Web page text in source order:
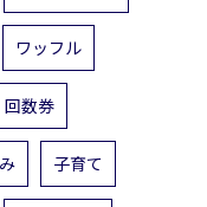
ワッフル
回数券
子育て